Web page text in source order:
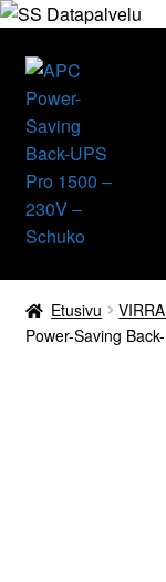
Siirry
navigointiin
Siirry
sisältöön
Etusivu
Tuotteet
Etusivu
Power-Saving